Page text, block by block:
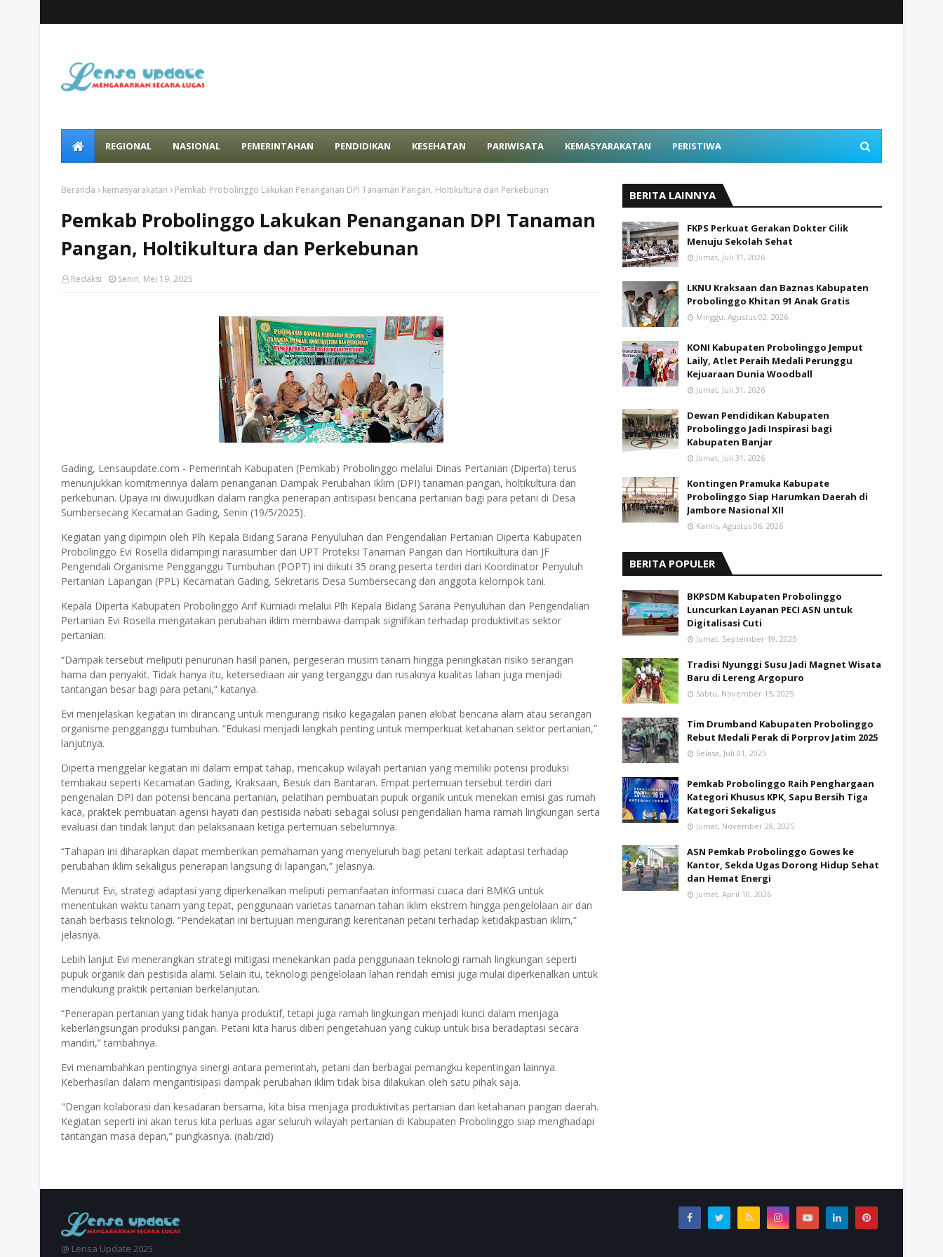
REGIONAL NASIONAL PEMERINTAHAN PENDIDIKAN KESEHATAN PARIWISATA KEMASYARAKATAN PERISTIWA
Beranda kemasyarakatan Pemkab Probolinggo Lakukan Penanganan DPI Tanaman Pangan, Holtikultura dan Perkebunan
Pemkab Probolinggo Lakukan Penanganan DPI Tanaman
Pangan, Holtikultura dan Perkebunan
Redaksi Senin, Mei 19, 2025
Gading, Lensaupdate.com - Pemerintah Kabupaten (Pemkab) Probolinggo melalui Dinas Pertanian (Diperta) terus
menunjukkan komitmennya dalam penanganan Dampak Perubahan Iklim (DPI) tanaman pangan, holtikultura dan
perkebunan. Upaya ini diwujudkan dalam rangka penerapan antisipasi bencana pertanian bagi para petani di Desa
Sumbersecang Kecamatan Gading, Senin (19/5/2025).
Kegiatan yang dipimpin oleh Plh Kepala Bidang Sarana Penyuluhan dan Pengendalian Pertanian Diperta Kabupaten
Probolinggo Evi Rosella didampingi narasumber dari UPT Proteksi Tanaman Pangan dan Hortikultura dan JF
Pengendali Organisme Pengganggu Tumbuhan (POPT) ini diikuti 35 orang peserta terdiri dari Koordinator Penyuluh
Pertanian Lapangan (PPL) Kecamatan Gading, Sekretaris Desa Sumbersecang dan anggota kelompok tani.
Kepala Diperta Kabupaten Probolinggo Arif Kurniadi melalui Plh Kepala Bidang Sarana Penyuluhan dan Pengendalian
Pertanian Evi Rosella mengatakan perubahan iklim membawa dampak signifikan terhadap produktivitas sektor
pertanian.
“Dampak tersebut meliputi penurunan hasil panen, pergeseran musim tanam hingga peningkatan risiko serangan
hama dan penyakit. Tidak hanya itu, ketersediaan air yang terganggu dan rusaknya kualitas lahan juga menjadi
tantangan besar bagi para petani,” katanya.
Evi menjelaskan kegiatan ini dirancang untuk mengurangi risiko kegagalan panen akibat bencana alam atau serangan
organisme pengganggu tumbuhan. “Edukasi menjadi langkah penting untuk memperkuat ketahanan sektor pertanian,”
lanjutnya.
Diperta menggelar kegiatan ini dalam empat tahap, mencakup wilayah pertanian yang memiliki potensi produksi
tembakau seperti Kecamatan Gading, Kraksaan, Besuk dan Bantaran. Empat pertemuan tersebut terdiri dari
pengenalan DPI dan potensi bencana pertanian, pelatihan pembuatan pupuk organik untuk menekan emisi gas rumah
kaca, praktek pembuatan agensi hayati dan pestisida nabati sebagai solusi pengendalian hama ramah lingkungan serta
evaluasi dan tindak lanjut dari pelaksanaan ketiga pertemuan sebelumnya.
“Tahapan ini diharapkan dapat memberikan pemahaman yang menyeluruh bagi petani terkait adaptasi terhadap
perubahan iklim sekaligus penerapan langsung di lapangan,” jelasnya.
Menurut Evi, strategi adaptasi yang diperkenalkan meliputi pemanfaatan informasi cuaca dari BMKG untuk
menentukan waktu tanam yang tepat, penggunaan varietas tanaman tahan iklim ekstrem hingga pengelolaan air dan
tanah berbasis teknologi. “Pendekatan ini bertujuan mengurangi kerentanan petani terhadap ketidakpastian iklim,”
jelasnya.
Lebih lanjut Evi menerangkan strategi mitigasi menekankan pada penggunaan teknologi ramah lingkungan seperti
pupuk organik dan pestisida alami. Selain itu, teknologi pengelolaan lahan rendah emisi juga mulai diperkenalkan untuk
mendukung praktik pertanian berkelanjutan.
“Penerapan pertanian yang tidak hanya produktif, tetapi juga ramah lingkungan menjadi kunci dalam menjaga
keberlangsungan produksi pangan. Petani kita harus diberi pengetahuan yang cukup untuk bisa beradaptasi secara
mandiri,” tambahnya.
Evi menambahkan pentingnya sinergi antara pemerintah, petani dan berbagai pemangku kepentingan lainnya.
Keberhasilan dalam mengantisipasi dampak perubahan iklim tidak bisa dilakukan oleh satu pihak saja.
"Dengan kolaborasi dan kesadaran bersama, kita bisa menjaga produktivitas pertanian dan ketahanan pangan daerah.
Kegiatan seperti ini akan terus kita perluas agar seluruh wilayah pertanian di Kabupaten Probolinggo siap menghadapi
tantangan masa depan,” pungkasnya. (nab/zid)
BERITA LAINNYA
FKPS Perkuat Gerakan Dokter Cilik
Menuju Sekolah Sehat
Jumat, Juli 31, 2026
LKNU Kraksaan dan Baznas Kabupaten
Probolinggo Khitan 91 Anak Gratis
Minggu, Agustus 02, 2026
KONI Kabupaten Probolinggo Jemput
Laily, Atlet Peraih Medali Perunggu
Kejuaraan Dunia Woodball
Jumat, Juli 31, 2026
Dewan Pendidikan Kabupaten
Probolinggo Jadi Inspirasi bagi
Kabupaten Banjar
Jumat, Juli 31, 2026
Kontingen Pramuka Kabupate
Probolinggo Siap Harumkan Daerah di
Jambore Nasional XII
Kamis, Agustus 06, 2026
BERITA POPULER
BKPSDM Kabupaten Probolinggo
Luncurkan Layanan PECI ASN untuk
Digitalisasi Cuti
Jumat, September 19, 2025
Tradisi Nyunggi Susu Jadi Magnet Wisata
Baru di Lereng Argopuro
Sabtu, November 15, 2025
Tim Drumband Kabupaten Probolinggo
Rebut Medali Perak di Porprov Jatim 2025
Selasa, Juli 01, 2025
Pemkab Probolinggo Raih Penghargaan
Kategori Khusus KPK, Sapu Bersih Tiga
Kategori Sekaligus
Jumat, November 28, 2025
ASN Pemkab Probolinggo Gowes ke
Kantor, Sekda Ugas Dorong Hidup Sehat
dan Hemat Energi
Jumat, April 10, 2026
@ Lensa Update 2025